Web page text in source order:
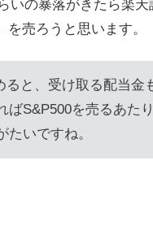
いの暴落がきたら楽天
を売ろうと思います。
ると、受け取る配当金
ばS&P500を売るあた
たいですね。